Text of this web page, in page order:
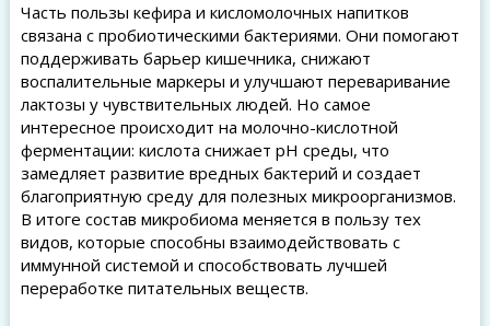
Часть пользы кефира и кисломолочных напитков
связана с пробиотическими бактериями. Они помогают
поддерживать барьер кишечника, снижают
воспалительные маркеры и улучшают переваривание
лактозы у чувствительных людей. Но самое
интересное происходит на молочно-кислотной
ферментации: кислота снижает рН среды, что
замедляет развитие вредных бактерий и создает
благоприятную среду для полезных микроорганизмов.
В итоге состав микробиома меняется в пользу тех
видов, которые способны взаимодействовать с
иммунной системой и способствовать лучшей
переработке питательных веществ.